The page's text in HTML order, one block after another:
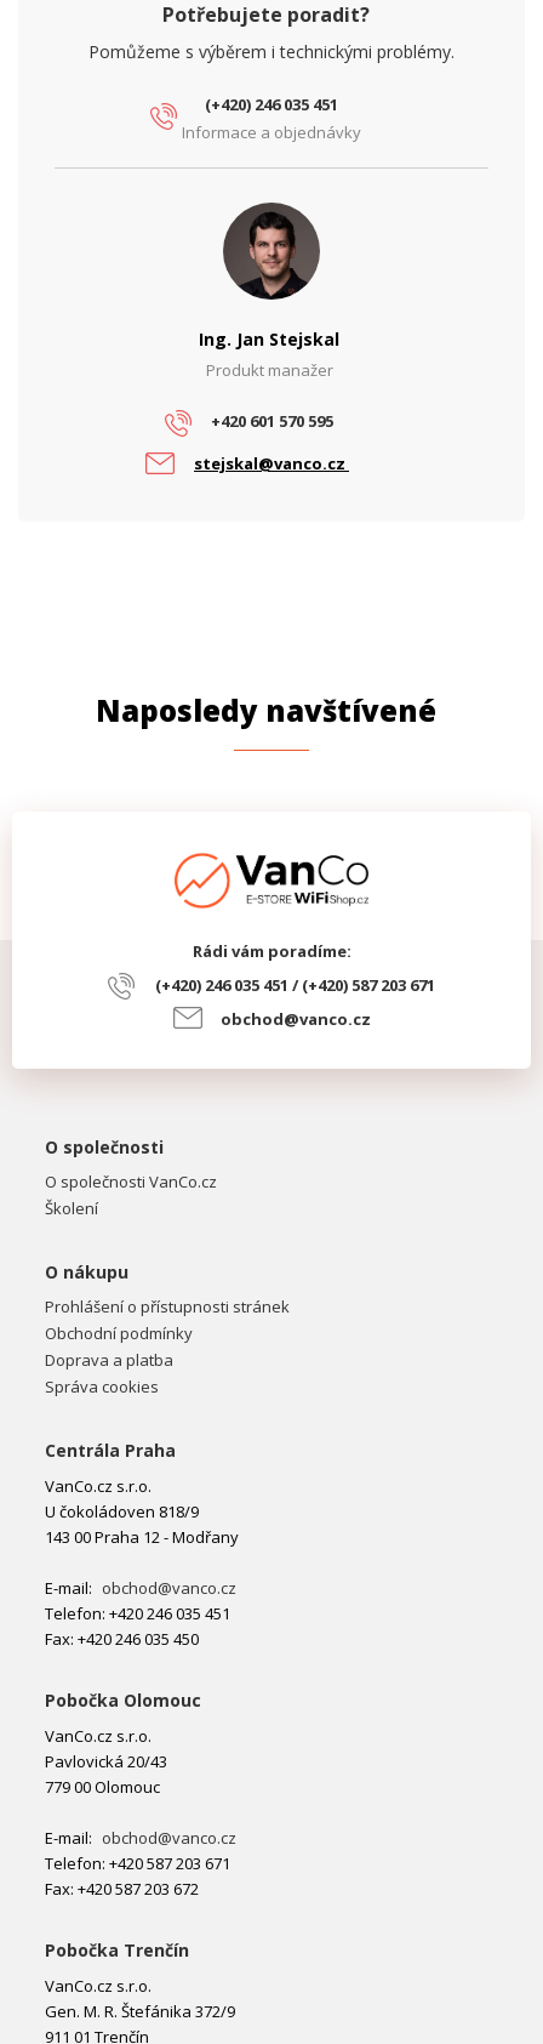
Potřebujete poradit?
Pomůžeme s výběrem i technickými problémy.
(+420) 246 035 451
Informace a objednávky
Ing. Jan Stejskal
Produkt manažer
+420 601 570 595
stejskal@vanco.cz
Naposledy navštívené
Rádi vám poradíme:
(+420) 246 035 451 / (+420) 587 203 671
obchod@vanco.cz
O společnosti
O společnosti VanCo.cz
Školení
O nákupu
Prohlášení o přístupnosti stránek
Obchodní podmínky
Doprava a platba
Správa cookies
Centrála Praha
VanCo.cz s.r.o.
U čokoládoven 818/9
143 00 Praha 12 - Modřany
E-mail: obchod@vanco.cz
Telefon: +420 246 035 451
Fax: +420 246 035 450
Pobočka Olomouc
VanCo.cz s.r.o.
Pavlovická 20/43
779 00 Olomouc
E-mail: obchod@vanco.cz
Telefon: +420 587 203 671
Fax: +420 587 203 672
Pobočka Trenčín
VanCo.cz s.r.o.
Gen. M. R. Štefánika 372/9
911 01 Trenčín